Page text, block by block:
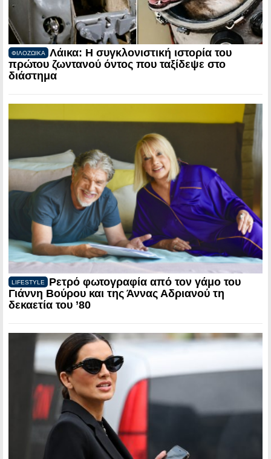
ΦΙΛΟΖΩΙΚΑ
Λάικα: Η συγκλονιστική ιστορία του
πρώτου ζωντανού όντος που ταξίδεψε στο
διάστημα
LIFESTYLE
Ρετρό φωτογραφία από τον γάμο του
Γιάννη Βούρου και της Άννας Αδριανού τη
δεκαετία του ’80